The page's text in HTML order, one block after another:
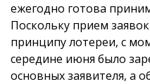
ежегодно готова
Поскольку прием
принципу лотереи, с
середине июня было
основных заявителя, а